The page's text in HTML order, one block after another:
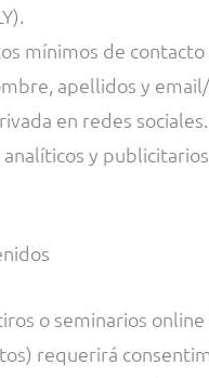
mínimos de
apellidos y
en redes sociales.
y
o seminarios
requerirá